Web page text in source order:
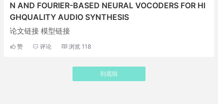
N AND FOURIER-BASED NEURAL VOCODERS FOR HI
GHQUALITY AUDIO SYNTHESIS
论文链接 模型链接
赞 评论 浏览 118
到底啦